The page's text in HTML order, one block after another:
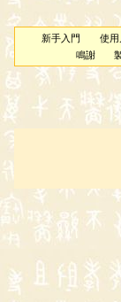
新手入門 使用
鳴謝